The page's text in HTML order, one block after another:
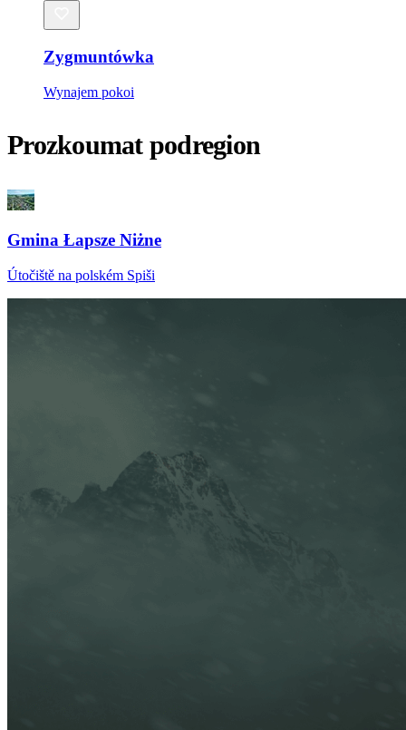
Zygmuntówka
Wynajem pokoi
Prozkoumat podregion
Gmina Łapsze Niżne
Útočiště na polském Spiši